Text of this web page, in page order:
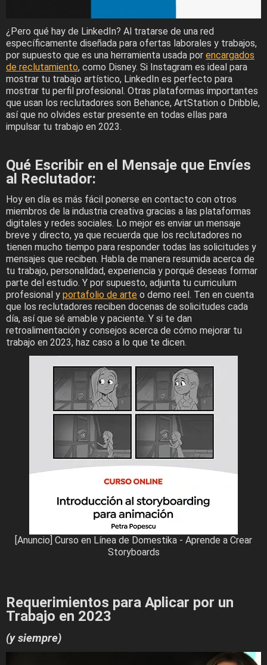
¿Pero qué hay de LinkedIn? Al tratarse de una red
específicamente diseñada para ofertas laborales y trabajos,
por supuesto que es una herramienta usada por encargados
de reclutamiento, como Disney. Si Instagram es ideal para
mostrar tu trabajo artístico, LinkedIn es perfecto para
mostrar tu perfil profesional. Otras plataformas importantes
que usan los reclutadores son Behance, ArtStation o Dribble,
así que no olvides estar presente en todas ellas para
impulsar tu trabajo en 2023.
Qué Escribir en el Mensaje que Envíes
al Reclutador:
Hoy en día es más fácil ponerse en contacto con otros
miembros de la industria creativa gracias a las plataformas
digitales y redes sociales. Lo mejor es enviar un mensaje
breve y directo, ya que recuerda que los reclutadores no
tienen mucho tiempo para responder todas las solicitudes y
mensajes que reciben. Habla de manera resumida acerca de
tu trabajo, personalidad, experiencia y porqué deseas formar
parte del estudio. Y por supuesto, adjunta tu curriculum
profesional y portafolio de arte o demo reel. Ten en cuenta
que los reclutadores reciben docenas de solicitudes cada
día, así que sé amable y paciente. Y si te dan
retroalimentación y consejos acerca de cómo mejorar tu
trabajo en 2023, haz caso a lo que te dicen.
[Anuncio] Curso en Línea de Domestika - Aprende a Crear
Storyboards
Requerimientos para Aplicar por un
Trabajo en 2023
(y siempre)